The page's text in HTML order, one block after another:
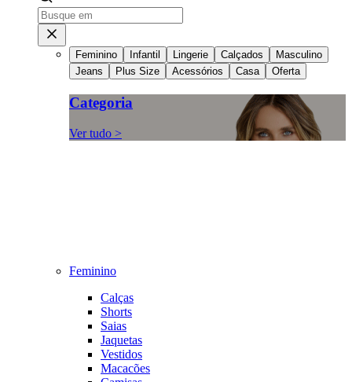
Feminino Infantil Lingerie Calçados
Masculino
Jeans
Plus Size Acessórios Casa Oferta
Categoria
Ver tudo >
Feminino
Calças
Shorts
Saias
Jaquetas
Vestidos
Macacões